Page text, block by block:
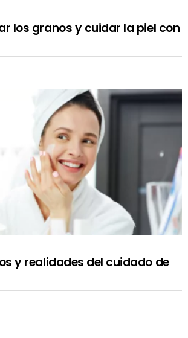
los granos y cuidar la piel con
y realidades del cuidado de